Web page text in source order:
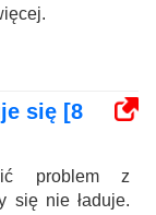
się [8
problem z
się nie ładuje.